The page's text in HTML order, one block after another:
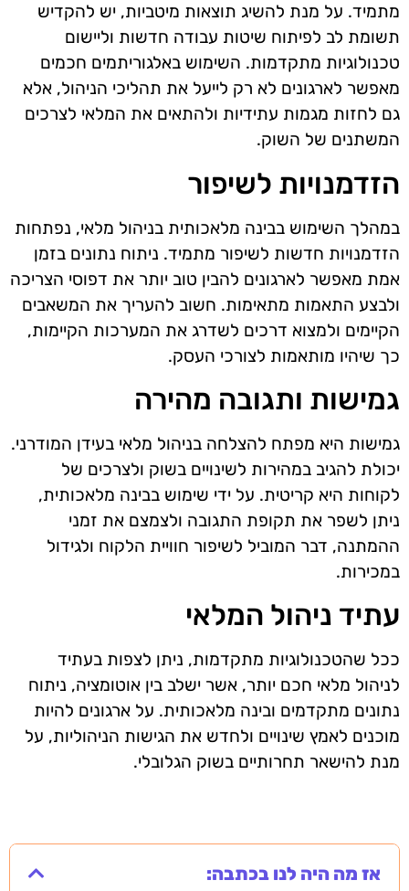
מתמיד. על מנת להשיג תוצאות מיטביות, יש להקדיש
תשומת לב לפיתוח שיטות עבודה חדשות וליישום
טכנולוגיות מתקדמות. השימוש באלגוריתמים חכמים
מאפשר לארגונים לא רק לייעל את תהליכי הניהול, אלא
גם לחזות מגמות עתידיות ולהתאים את המלאי לצרכים
המשתנים של השוק.
הזדמנויות לשיפור
במהלך השימוש בבינה מלאכותית בניהול מלאי, נפתחות
הזדמנויות חדשות לשיפור מתמיד. ניתוח נתונים בזמן
אמת מאפשר לארגונים להבין טוב יותר את דפוסי הצריכה
ולבצע התאמות מתאימות. חשוב להעריך את המשאבים
הקיימים ולמצוא דרכים לשדרג את המערכות הקיימות,
כך שיהיו מותאמות לצורכי העסק.
גמישות ותגובה מהירה
גמישות היא מפתח להצלחה בניהול מלאי בעידן המודרני.
יכולת להגיב במהירות לשינויים בשוק ולצרכים של
לקוחות היא קריטית. על ידי שימוש בבינה מלאכותית,
ניתן לשפר את תקופת התגובה ולצמצם את זמני
ההמתנה, דבר המוביל לשיפור חוויית הלקוח ולגידול
במכירות.
עתיד ניהול המלאי
ככל שהטכנולוגיות מתקדמות, ניתן לצפות בעתיד
לניהול מלאי חכם יותר, אשר ישלב בין אוטומציה, ניתוח
נתונים מתקדמים ובינה מלאכותית. על ארגונים להיות
מוכנים לאמץ שינויים ולחדש את הגישות הניהוליות, על
מנת להישאר תחרותיים בשוק הגלובלי.
אז מה היה לנו בכתבה: